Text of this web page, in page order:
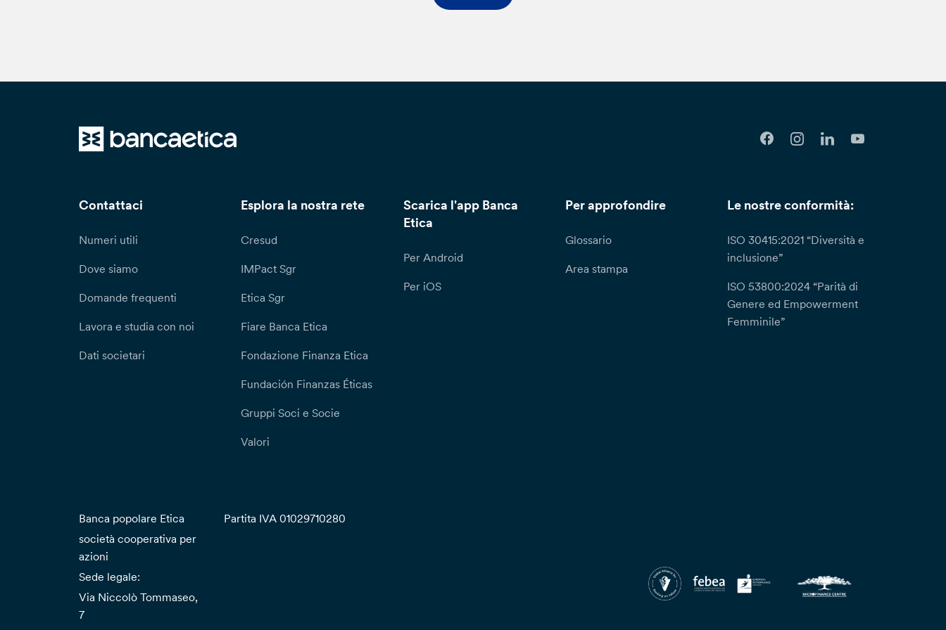
Per l’esercizio dei diritti di cui all’art. 15 e ss, nonché per ricevere ulteriori informazioni con riguardo al
reclamo all’Ufficio Reclami – Servizio Consulenza Legale – Via N. Tommaseo, 7 ­ 35131 Padova –
reclami@bancaetica.com. Ti informiamo che il termine per la risposta a seguito di una tua richiesta ai sensi
carico della richiesta. Qualora tu ritenga che il trattamento dei tuoi dati da parte del Titolare avvenga in
violazione del GDPR potrai proporre reclamo all’autorità di controllo.
Contattaci
Numeri utili
Dove siamo
Domande frequenti
Lavora e studia con noi
Dati societari
Esplora la nostra rete
Cresud
IMPact Sgr
Etica Sgr
Fiare Banca Etica
Fondazione Finanza Etica
Fundación Finanzas Éticas
Gruppi Soci e Socie
Valori
Scarica l'app Banca
Etica
Per Android
Per iOS
Per approfondire
Glossario
Area stampa
Le nostre conformità:
ISO 30415:2021 “Diversità e
inclusione”
ISO 53800:2024 “Parità di
Genere ed Empowerment
Femminile”
Banca popolare Etica
società cooperativa per
azioni
Sede legale:
Via Niccolò Tommaseo,
7
Partita IVA 01029710280